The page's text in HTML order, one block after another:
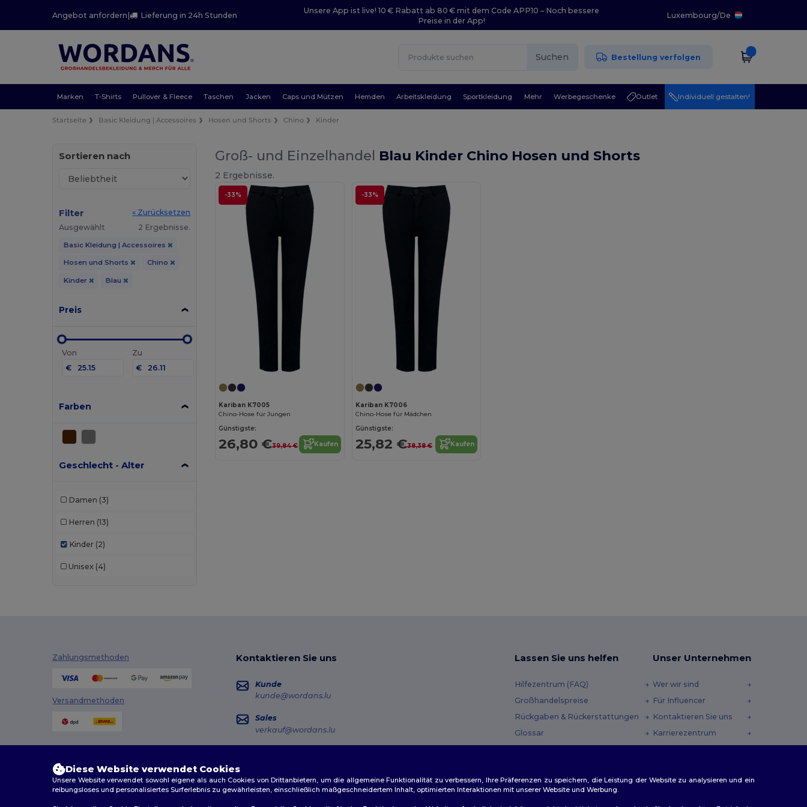
Angebot anfordern| Lieferung in 24h Stunden
Unsere App ist live! 10 € Rabatt ab 80 € mit dem Code APP10 – Noch bessere
Preise in der App!
Luxembourg/De
Suchen Bestellung verfolgen
Marken T-Shirts Pullover & Fleece Taschen Jacken Caps und Mützen Hemden Arbeitskleidung Sportkleidung Mehr Werbegeschenke Outlet Individuell gestalten!
Startseite Basic Kleidung | Accessoires Hosen und Shorts Chino Kinder
Sortieren nach
Filter
« Zurücksetzen
Ausgewählt
2 Ergebnisse.
Basic Kleidung | Accessoires
Hosen und Shorts Chino
Kinder Blau
Preis
Von
€
Zu
€
Farben
Geschlecht - Alter
Damen (3)
Herren (13)
Kinder (2)
Unisex (4)
Groß- und Einzelhandel Blau Kinder Chino Hosen und Shorts
2 Ergebnisse.
-33%
Kariban K7005
Chino-Hose für Jungen
Günstigste:
26,80 €39,84 € Kaufen
-33%
Kariban K7006
Chino-Hose für Mädchen
Günstigste:
25,82 €38,38 € Kaufen
Zahlungsmethoden
Versandmethoden
Kontaktieren Sie uns
Kunde
kunde@wordans.lu
Sales
verkauf@wordans.lu
Lassen Sie uns helfen
Hilfezentrum (FAQ)
Großhandelspreise
Rückgaben & Rückerstattungen
Glossar
Unser Unternehmen
Wer wir sind
Für Influencer
Kontaktieren Sie uns
Karrierezentrum
Diese Website verwendet Cookies
Unsere Website verwendet sowohl eigene als auch Cookies von Drittanbietern, um die allgemeine Funktionalität zu verbessern, Ihre Präferenzen zu speichern, die Leistung der Website zu analysieren und ein
reibungsloses und personalisiertes Surferlebnis zu gewährleisten, einschließlich maßgeschneidertem Inhalt, optimierten Interaktionen mit unserer Website und Werbung.